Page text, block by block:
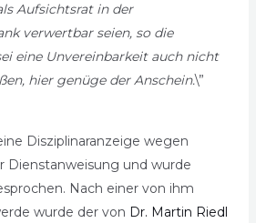
Aufsichtsrat in der
verwertbar seien, so die
eine Unvereinbarkeit auch nicht
hier genüge der Anschein.\”
Disziplinaranzeige wegen
Dienstanweisung und wurde
Nach einer von ihm
wurde der von Dr. Martin Riedl